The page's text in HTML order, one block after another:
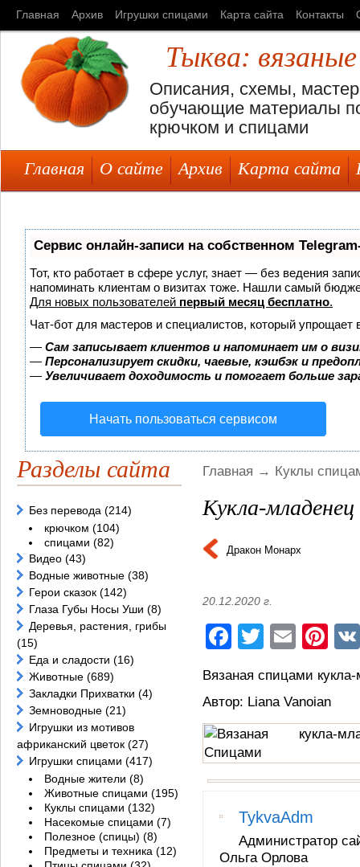
Главная Архив Игрушки спицами Карта сайта Контакты
Тыква:
Описания, схемы,
обучающие материалы
крючком и спицами
Главная О сайте Архив Карта сайта
Сервис онлайн-записи на собственном
Тот, кто работает в сфере услуг, знает — без ведения
напоминать клиентам о визитах тоже. Нашли самый
Для новых пользователей первый месяц бесплатно.
Чат-бот для мастеров и специалистов, который упрощает
— Сам записывает клиентов и напоминает им о
— Персонализирует скидки, чаевые, кэшбэк и
— Увеличивает доходимость и помогает больше
Начать пользоваться сервисом
Главная → Куклы
Кукла-младенец
Дракон Монарх
20.12.2020 г.
Facebook
Twitter
Email
Вязаная спицами
Автор: Liana Vanoian
TykvaAdm
Администратор
Ольга Орлова
Разделы сайта
Без перевода (214)
крючком (104)
спицами (82)
Видео (43)
Водные животные (38)
Герои сказок (142)
Глаза Губы Носы Уши (8)
Деревья, растения, грибы
(15)
Еда и сладости (16)
Животные (689)
Закладки Прихватки (4)
Земноводные (21)
Игрушки из мотивов
африканский цветок (27)
Игрушки спицами (417)
Водные жители (8)
Животные спицами (195)
Куклы спицами (132)
Насекомые спицами (7)
Полезное (спицы) (8)
Предметы и техника (12)